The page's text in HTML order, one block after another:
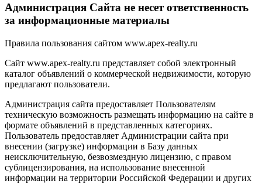
Администрация Сайта не несет ответственность
за информационные материалы
Правила пользования сайтом www.apex-realty.ru
Сайт www.apex-realty.ru представляет собой электронный
каталог объявлений о коммерческой недвижимости, которую
предлагают пользователи.
Администрация сайта предоставляет Пользователям
техническую возможность размещать информацию на сайте в
формате объявлений в представленных категориях.
Пользователь предоставляет Администрации сайта при
внесении (загрузке) информации в Базу данных
неисключительную, безвозмездную лицензию, с правом
сублицензирования, на использование внесенной
информации на территории Российской Федерации и других